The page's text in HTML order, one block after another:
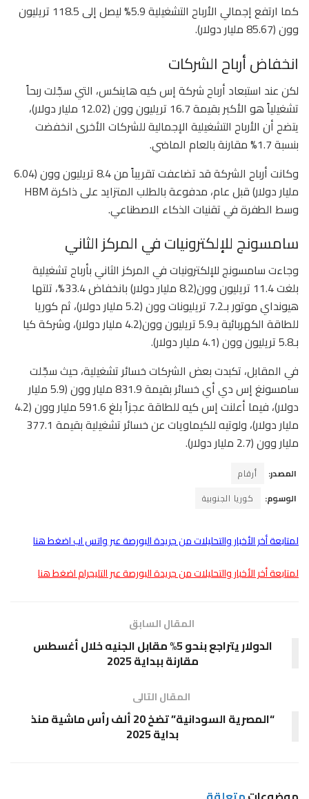
كما ارتفع إجمالي الأرباح التشغيلية 5.9% ليصل إلى 118.5 تريليون
وون (85.67 مليار دولار).
انخفاض أرباح الشركات
لكن عند استبعاد أرباح شركة إس كيه هاينكس، التي سجّلت ربحاً
تشغيلياً هو الأكبر بقيمة 16.7 تريليون وون (12.02 مليار دولار)،
يتضح أن الأرباح التشغيلية الإجمالية للشركات الأخرى انخفضت
بنسبة 1.7% مقارنة بالعام الماضي.
وكانت أرباح الشركة قد تضاعفت تقريباً من 8.4 تريليون وون (6.04
مليار دولار) قبل عام، مدفوعة بالطلب المتزايد على ذاكرة HBM
وسط الطفرة في تقنيات الذكاء الاصطناعي.
سامسونج للإلكترونيات في المركز الثاني
وجاءت سامسونج للإلكترونيات في المركز الثاني بأرباح تشغيلية
بلغت 11.4 تريليون وون(8.2 مليار دولار) بانخفاض 33.4%، تلتها
هيونداي موتور بـ7.2 تريليونات وون (5.2 مليار دولار)، ثم كوريا
للطاقة الكهربائية بـ5.9 تريليون وون(4.2 مليار دولار)، وشركة كيا
بـ5.8 تريليون وون (4.1 مليار دولار).
في المقابل، تكبدت بعض الشركات خسائر تشغيلية، حيث سجّلت
سامسونغ إس دي أي خسائر بقيمة 831.9 مليار وون (5.9 مليار
دولار)، فيما أعلنت إس كيه للطاقة عجزاً بلغ 591.6 مليار وون (4.2
مليار دولار)، ولوتيه للكيماويات عن خسائر تشغيلية بقيمة 377.1
مليار وون (2.7 مليار دولار).
المصدر:
أرقام
الوسوم:
كوريا الجنوبية
لمتابعة أخر الأخبار والتحليلات من جريدة البورصة عبر واتس اب اضغط هنا
لمتابعة أخر الأخبار والتحليلات من جريدة البورصة عبر التليجرام اضغط هنا
المقال السابق
الدولار يتراجع بنحو 5% مقابل الجنيه خلال أغسطس
مقارنة ببداية 2025
المقال التالى
“المصرية السودانية” تضخ 20 ألف رأس ماشية منذ
بداية 2025